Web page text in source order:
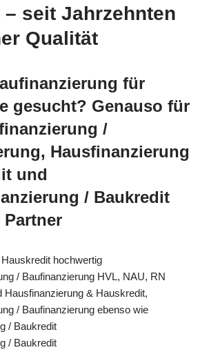
seit Jahrzehnten
Qualität
für
gesucht? Genauso für
/
Hausfinanzierung
und
/ Baukredit
hochwertig
/ Baufinanzierung HVL, NAU, RN
Hausfinanzierung & Hauskredit,
/ Baufinanzierung ebenso wie
/ Baukredit
/ Baukredit